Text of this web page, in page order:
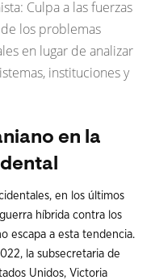
Culpa a las fuerzas
los problemas
en lugar de analizar
instituciones y
en la
en los últimos
híbrida contra los
escapa a esta tendencia.
la subsecretaria de
Unidos, Victoria